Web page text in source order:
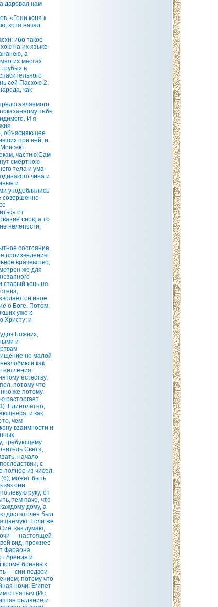
даровал нам
«Гони коня к
хотя начал
ибо такое
на их языке
а
местах
в
сей Пасхою 2.
как
тебе
И я
объясняющее
при ней, и
Моисею
частию Сам
смертною
тела и ума-
чина и
и
уподоблялись
совершенно
от
снов; а то
нелепости,
состояние,
произведение
врачевство,
же для
старый конь не
он иное
о Боге. Потом,
уже к
Христу; и
Божиих,
и
не малой
и как
естеству,
потому что
же потому,
расторгает
Единолетно,
и как
то, чем
взаимности и
требующему
Света,
начало
с
из чисел,
может быть
как они
левую руку, от
тем паче, что
дому, а
достаточен был
Если же
как думаю,
— настоящей
вид, прежнее
Фараона,
брения и
кроме бренных
— сии подвои
потому что
ночи: Египет
отъятым (Ис.
рыдание и